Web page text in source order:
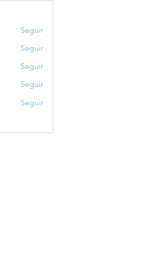
Seguir
Seguir
Seguir
Seguir
Seguir